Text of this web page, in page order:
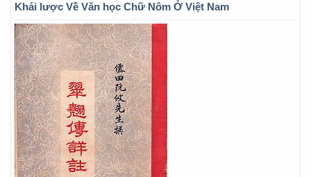
Khái lược Về Văn học Chữ Nôm Ở Việt Nam